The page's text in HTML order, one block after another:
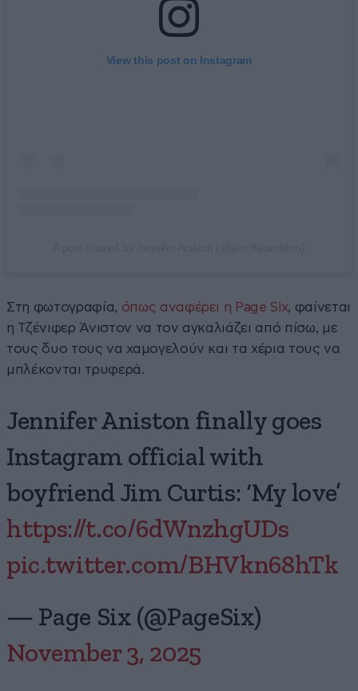
View this post on Instagram
Στη φωτογραφία, όπως αναφέρει η Page Six, φαίνεται
η Τζένιφερ Άνιστον να τον αγκαλιάζει από πίσω, με
τους δυο τους να χαμογελούν και τα χέρια τους να
μπλέκονται τρυφερά.
Jennifer Aniston finally goes
Instagram official with
boyfriend Jim Curtis: ‘My love’
https://t.co/6dWnzhgUDs
pic.twitter.com/BHVkn68hTk
— Page Six (@PageSix)
November 3, 2025